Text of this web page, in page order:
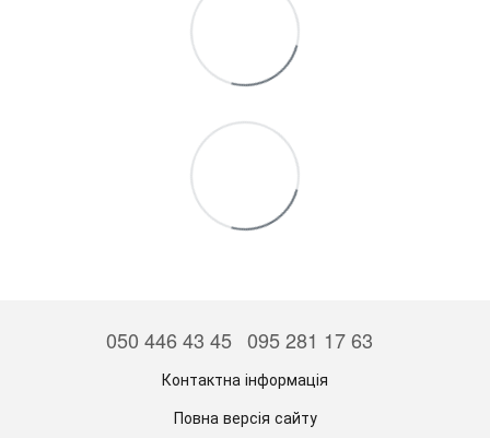
050 446 43 45 095 281 17 63
Контактна інформація
Повна версія сайту